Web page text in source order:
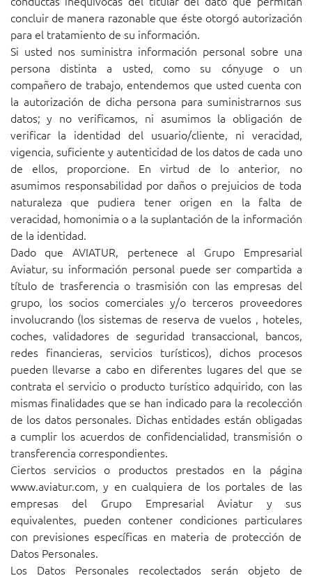
concluir de manera razonable que éste otorgó autorización
para el tratamiento de su información.
Si usted nos suministra información personal sobre una
persona distinta a usted, como su cónyuge o un
compañero de trabajo, entendemos que usted cuenta con
la autorización de dicha persona para suministrarnos sus
datos; y no verificamos, ni asumimos la obligación de
verificar la identidad del usuario/cliente, ni veracidad,
vigencia, suficiente y autenticidad de los datos de cada uno
de ellos, proporcione. En virtud de lo anterior, no
asumimos responsabilidad por daños o prejuicios de toda
naturaleza que pudiera tener origen en la falta de
veracidad, homonimia o a la suplantación de la información
de la identidad.
Dado que AVIATUR, pertenece al Grupo Empresarial
Aviatur, su información personal puede ser compartida a
título de trasferencia o trasmisión con las empresas del
grupo, los socios comerciales y/o terceros proveedores
involucrando (los sistemas de reserva devuelos , hoteles,
coches, validadores de seguridad transaccional, bancos,
redes financieras, servicios turísticos), dichos procesos
pueden llevarse a cabo en diferentes lugares del que se
contrata el servicio o producto turístico adquirido, con las
mismas finalidades que se han indicado para la recolección
de los datos personales. Dichas entidades están obligadas
a cumplir los acuerdos de confidencialidad, transmisión o
transferencia correspondientes.
Ciertos servicios o productos prestados en la página
www.aviatur.com, y en cualquiera de los portales de las
empresas del Grupo Empresarial Aviatur y sus
equivalentes, pueden contener condiciones particulares
con previsiones específicas en materia de protección de
Datos Personales.
Los Datos Personales recolectados serán objeto de